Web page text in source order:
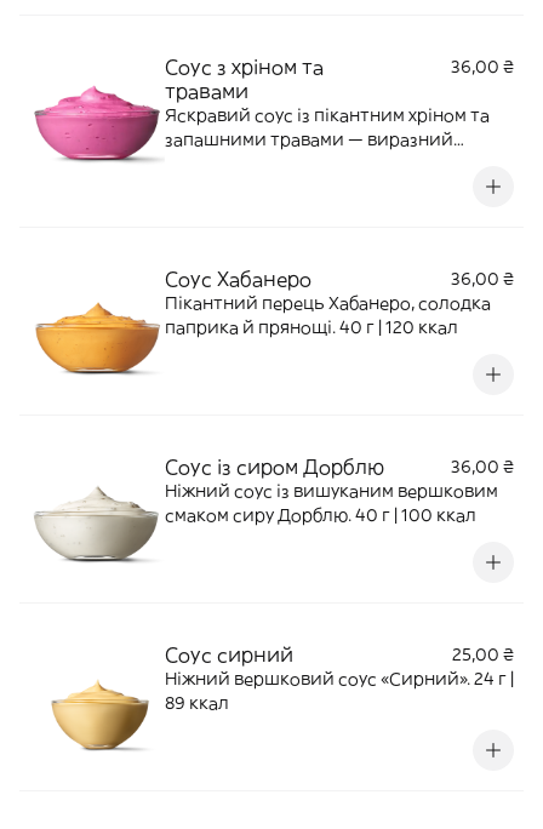
Соус з хріном та
травами
36,00 ₴
Яскравий соус із пікантним хріном та
запашними травами — виразний
Соус Хабанеро
36,00 ₴
Пікантний перець Хабанеро, солодка
паприка й прянощі. 40 г | 120 ккал
Соус із сиром Дорблю
36,00 ₴
Ніжний соус із вишуканим вершковим
смаком сиру Дорблю. 40 г | 100 ккал
Соус сирний
25,00 ₴
Ніжний вершковий соус «Сирний». 24 г |
89 ккал